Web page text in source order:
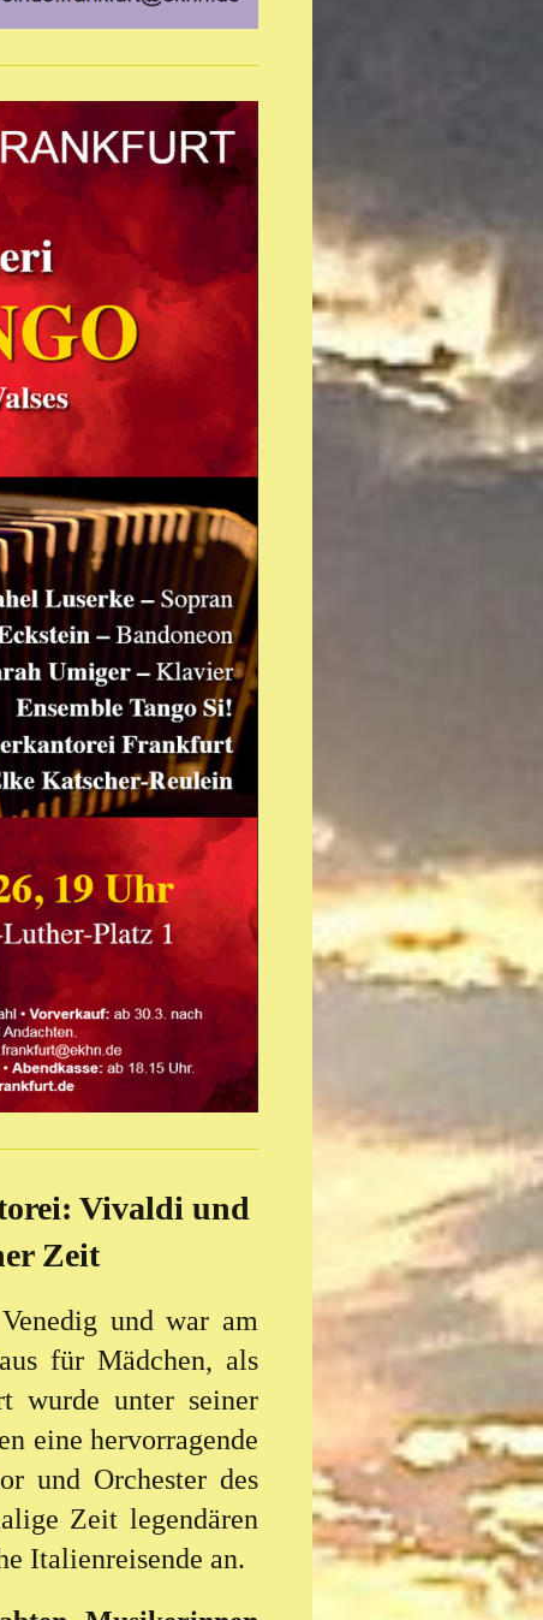
Vivaldi und
Zeit
und war am
für Mädchen, als
wurde unter seiner
eine hervorragende
und Orchester des
Zeit legendären
Italienreisende an.